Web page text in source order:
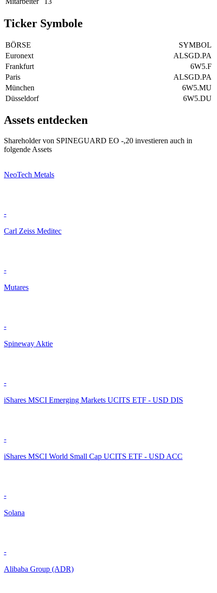
Ticker Symbole
BÖRSE
SYMBOL
Euronext
ALSGD.PA
Frankfurt
6W5.F
Paris
ALSGD.PA
München
6W5.MU
Düsseldorf
6W5.DU
Assets entdecken
Shareholder von SPINEGUARD EO -,20 investieren auch in
folgende Assets
NeoTech Metals
-
Carl Zeiss Meditec
-
Mutares
-
Spineway Aktie
-
iShares MSCI Emerging Markets UCITS ETF - USD DIS
-
iShares MSCI World Small Cap UCITS ETF - USD ACC
-
Solana
-
Alibaba Group (ADR)